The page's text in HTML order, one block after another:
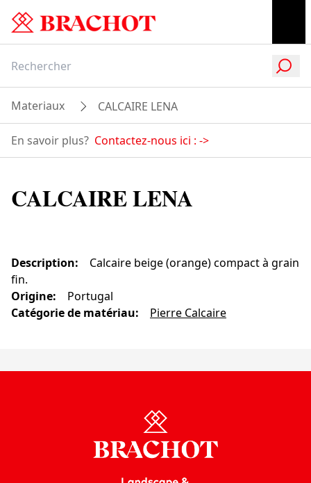
Materiaux CALCAIRE LENA
En savoir plus? Contactez-nous ici : ->
CALCAIRE LENA
Description:
Calcaire beige (orange) compact à grain
fin.
Origine:
Portugal
Catégorie de matériau: Pierre Calcaire